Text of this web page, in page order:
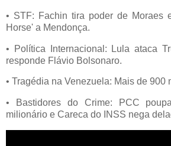
• STF: Fachin tira poder de Moraes
Horse' a Mendonça.
• Política Internacional: Lula ataca
responde Flávio Bolsonaro.
• Tragédia na Venezuela: Mais de 900
• Bastidores do Crime: PCC
milionário e Careca do INSS nega